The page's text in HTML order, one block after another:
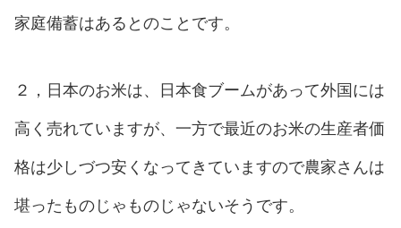
家庭備蓄はあるとのことです。
２，日本のお米は、日本食ブームがあって外国には
高く売れていますが、一方で最近のお米の生産者価
格は少しづつ安くなってきていますので農家さんは
堪ったものじゃものじゃないそうです。